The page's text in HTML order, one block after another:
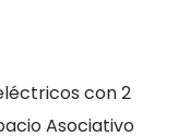
con 2
Asociativo